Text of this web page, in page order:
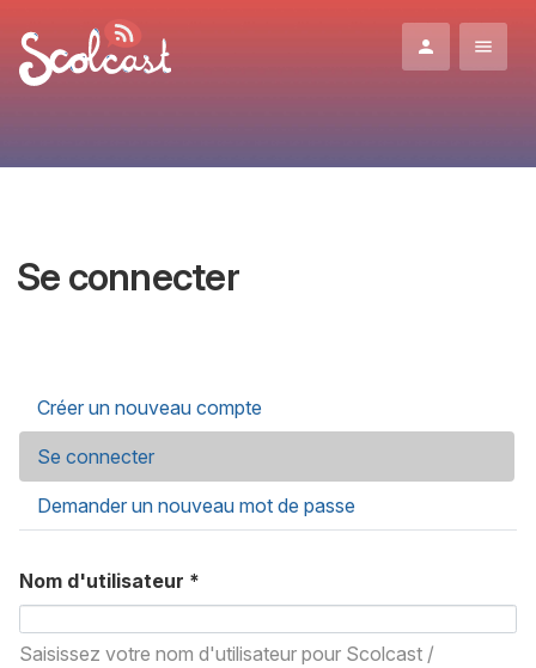
Se connecter
Onglets principaux
Créer un nouveau compte
Se connecter
Demander un nouveau mot de passe
Nom d'utilisateur *
Saisissez votre nom d'utilisateur pour Scolcast /